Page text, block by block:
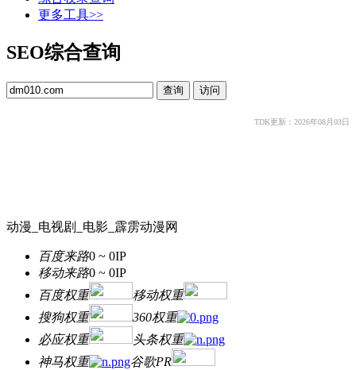
更多工具>>
SEO综合查询
TDK更新：2026年08月03日
动漫_电视剧_电影_霹雳动漫网
百度来路0 ~ 0IP
移动来路0 ~ 0IP
百度权重
移动权重
搜狗权重
360权重
必应权重
头条权重
神马权重
谷歌PR